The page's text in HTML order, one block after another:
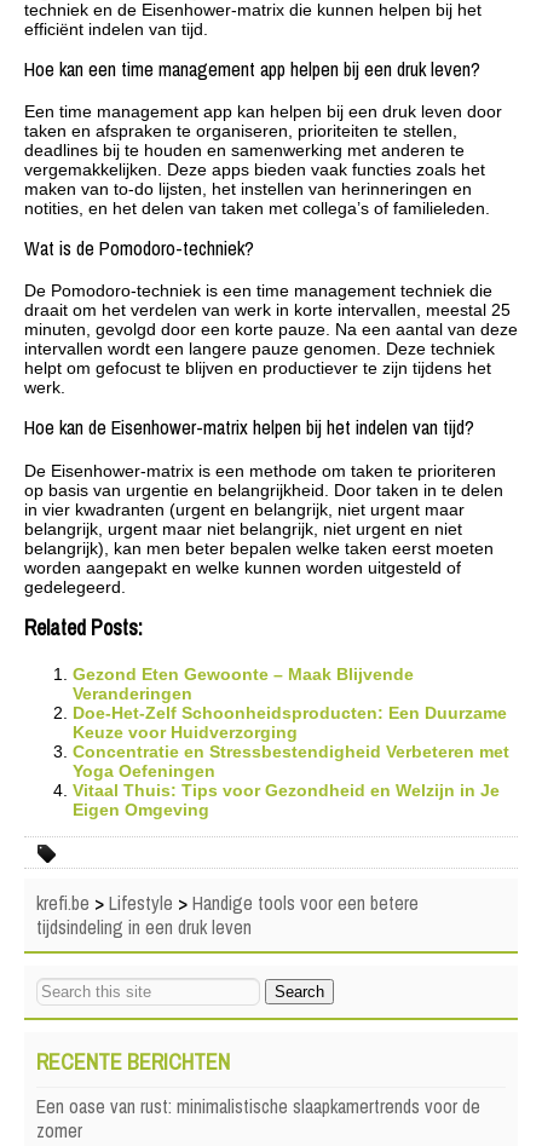
techniek en de Eisenhower-matrix die kunnen helpen bij het
efficiënt indelen van tijd.
Hoe kan een time management app helpen bij een druk leven?
Een time management app kan helpen bij een druk leven door
taken en afspraken te organiseren, prioriteiten te stellen,
deadlines bij te houden en samenwerking met anderen te
vergemakkelijken. Deze apps bieden vaak functies zoals het
maken van to-do lijsten, het instellen van herinneringen en
notities, en het delen van taken met collega’s of familieleden.
Wat is de Pomodoro-techniek?
De Pomodoro-techniek is een time management techniek die
draait om het verdelen van werk in korte intervallen, meestal 25
minuten, gevolgd door een korte pauze. Na een aantal van deze
intervallen wordt een langere pauze genomen. Deze techniek
helpt om gefocust te blijven en productiever te zijn tijdens het
werk.
Hoe kan de Eisenhower-matrix helpen bij het indelen van tijd?
De Eisenhower-matrix is een methode om taken te prioriteren
op basis van urgentie en belangrijkheid. Door taken in te delen
in vier kwadranten (urgent en belangrijk, niet urgent maar
belangrijk, urgent maar niet belangrijk, niet urgent en niet
belangrijk), kan men beter bepalen welke taken eerst moeten
worden aangepakt en welke kunnen worden uitgesteld of
gedelegeerd.
Related Posts:
Gezond Eten Gewoonte – Maak Blijvende
Veranderingen
Doe-Het-Zelf Schoonheidsproducten: Een Duurzame
Keuze voor Huidverzorging
Concentratie en Stressbestendigheid Verbeteren met
Yoga Oefeningen
Vitaal Thuis: Tips voor Gezondheid en Welzijn in Je
Eigen Omgeving
krefi.be >Lifestyle >Handige tools voor een betere
tijdsindeling in een druk leven
RECENTE BERICHTEN
Een oase van rust: minimalistische slaapkamertrends voor de
zomer